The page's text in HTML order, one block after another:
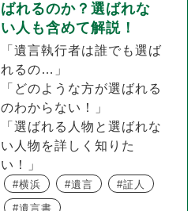
ばれるのか？選ばれな
い人も含めて解説！
「遺言執行者は誰でも選ば
れるの…」
「どのような方が選ばれる
のわからない！」
「選ばれる人物と選ばれな
い人物を詳しく知りた
い！」
横浜 遺言
証人
遺言書